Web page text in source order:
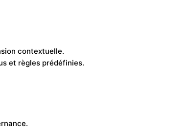
contextuelle.
et règles prédéfinies.